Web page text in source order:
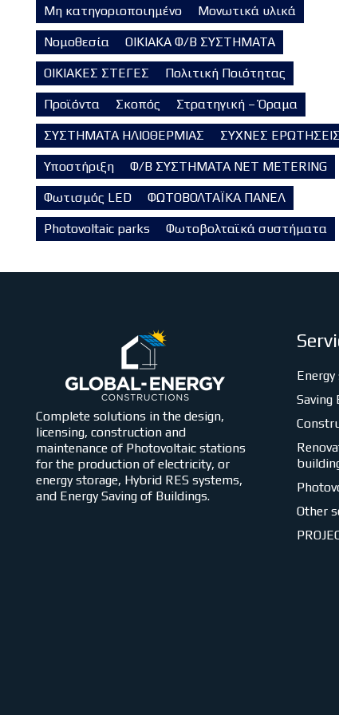
Μη κατηγοριοποιημένο Μονωτικά υλικά
Νομοθεσία ΟΙΚΙΑΚΑ Φ/Β ΣΥΣΤΗΜΑΤΑ
ΟΙΚΙΑΚΕΣ ΣΤΕΓΕΣ Πολιτική Ποιότητας
Προϊόντα Σκοπός Στρατηγική – Όραμα
ΣΥΣΤΗΜΑΤΑ ΗΛΙΟΘΕΡΜΙΑΣ ΣΥΧΝΕΣ ΕΡΩΤΗΣΕΙΣ
Υποστήριξη Φ/Β ΣΥΣΤΗΜΑΤΑ NET METERING
Φωτισμός LED ΦΩΤΟΒΟΛΤΑΪΚΑ ΠΑΝΕΛ
Photovoltaic parks Φωτοβολταϊκά συστήματα
Complete solutions in the design,
licensing, construction and
maintenance of Photovoltaic stations
for the production of electricity, or
energy storage, Hybrid RES systems,
and Energy Saving of Buildings.
Energy
Saving
Other